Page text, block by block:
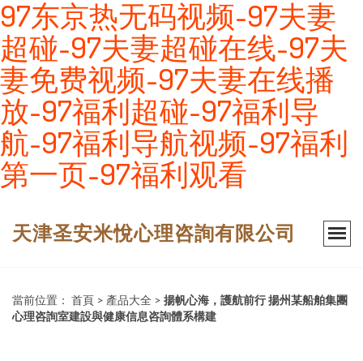
97东京热无码视频-97夫妻
超碰-97夫妻超碰在线-97夫
妻免费视频-97夫妻在线播
放-97福利超碰-97福利导
航-97福利导航视频-97福利
第一页-97福利观看
天津圣安米悅心理咨詢有限公司
當前位置： 首頁 > 產品大全 > 揚帆心海，護航前行 揚州某船舶集團
心理咨詢室建設與健康信息咨詢體系構建